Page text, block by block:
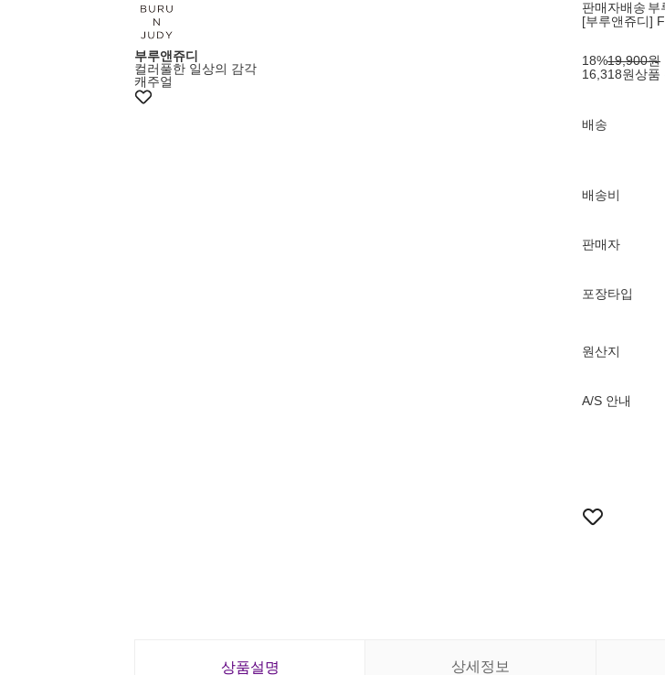
부루앤쥬디
컬러풀한 일상의 감각
캐주얼
판매자배송 부
[부루앤쥬디]
18%19,900원
16,318원상품
배송
배송비
판매자
포장타입
원산지
A/S 안내
상품설명 상세정보